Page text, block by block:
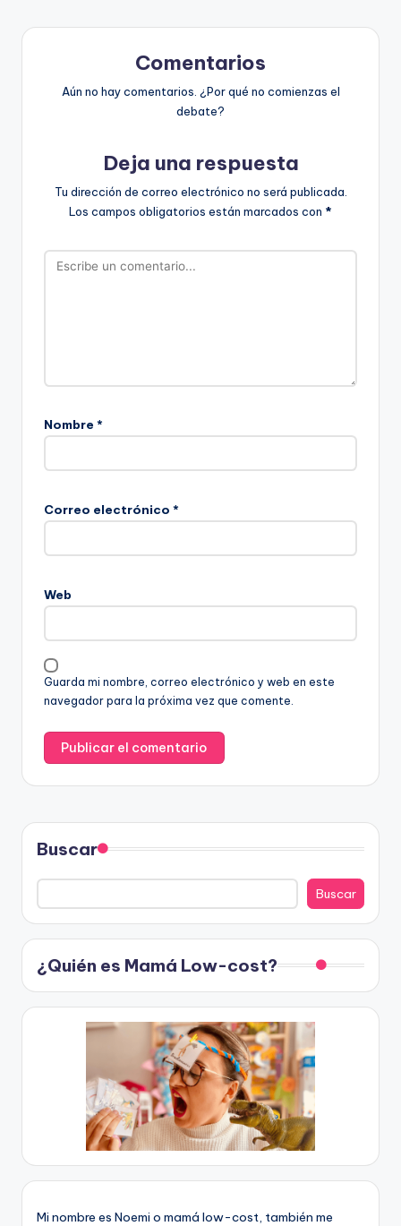
Comentarios
Aún no hay comentarios. ¿Por qué no comienzas el
debate?
Deja una respuesta
Tu dirección de correo electrónico no será publicada.
Los campos obligatorios están marcados con *
Nombre *
Correo electrónico *
Web
Guarda mi nombre, correo electrónico y web en este
navegador para la próxima vez que comente.
Buscar
Buscar
¿Quién es Mamá Low-cost?
Mi nombre es Noemi o mamá low-cost, también me